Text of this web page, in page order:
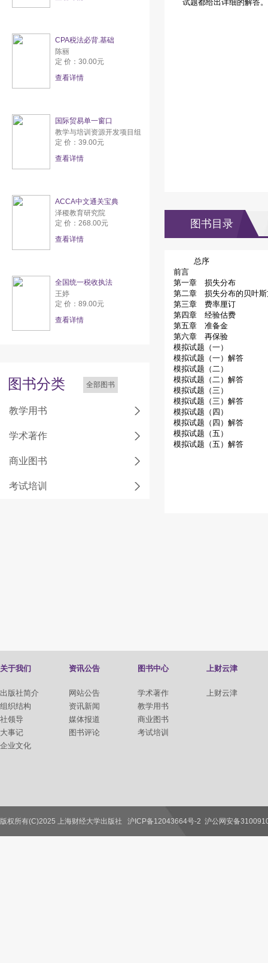
CPA税法必背.基础
陈丽
定 价：30.00元
查看详情
国际贸易单一窗口
教学与培训资源开发项目组
定 价：39.00元
查看详情
ACCA中文通关宝典
泽稷教育研究院
定 价：268.00元
查看详情
全国统一税收执法
王婷
定 价：89.00元
查看详情
图书分类 全部图书
教学用书
学术著作
商业图书
考试培训
试题都给出详细的解答。
图书目录
总序
前言
第一章 损失分布
第二章 损失分布的贝叶斯
第三章 费率厘订
第四章 经验估费
第五章 准备金
第六章 再保验
模拟试题（一）
模拟试题（一）解答
模拟试题（二）
模拟试题（二）解答
模拟试题（三）
模拟试题（三）解答
模拟试题（四）
模拟试题（四）解答
模拟试题（五）
模拟试题（五）解答
关于我们
出版社简介
组织结构
社领导
大事记
企业文化
资讯公告
网站公告
资讯新闻
媒体报道
图书评论
图书中心
学术著作
教学用书
商业图书
考试培训
上财云津
上财云津
联系我们
版权所有(C)2025 上海财经大学出版社 沪ICP备12043664号-2 沪公网安备